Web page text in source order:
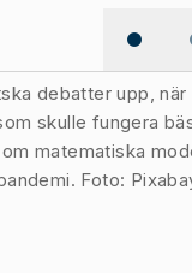
debatter upp,
skulle fungera
matematiska
Foto: